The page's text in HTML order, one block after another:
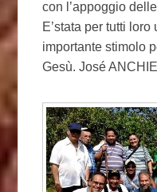
con l’appoggio
E’stata per tutti
importante stimolo
Gesù. José